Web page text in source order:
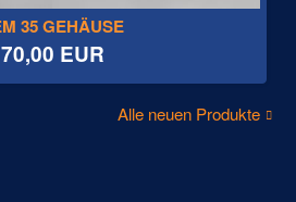
35 GEHÄUSE
70,00 EUR
Alle neuen Produkte